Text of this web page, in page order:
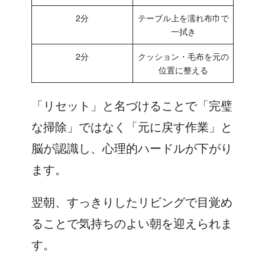
2分
テーブル上を濡れ布巾で
一拭き
2分
クッション・毛布を元の
位置に整える
「リセット」と名づけることで「完璧
な掃除」ではなく「元に戻す作業」と
脳が認識し、心理的ハードルが下がり
ます。
翌朝、すっきりしたリビングで目覚め
ることで気持ちのよい朝を迎えられま
す。